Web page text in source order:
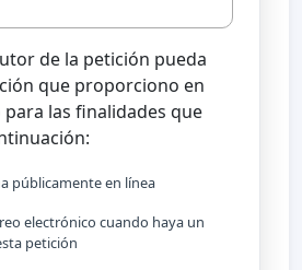
de la petición pueda
que proporciono en
las finalidades que
públicamente en línea
electrónico cuando haya un
petición